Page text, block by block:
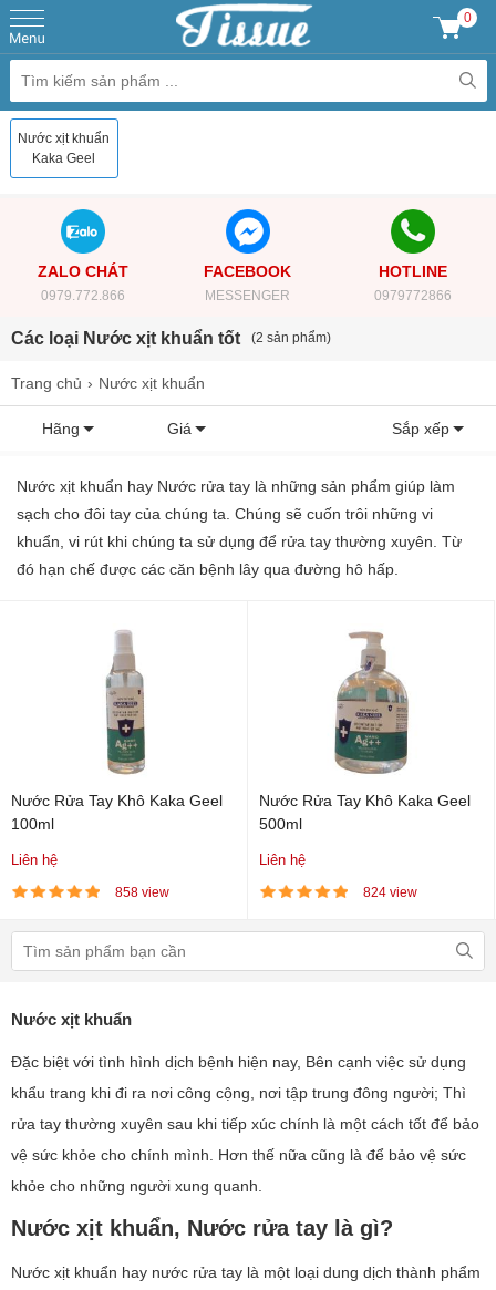
0
Nước xịt khuẩn
Kaka Geel
ZALO CHÁT
0979.772.866
FACEBOOK
MESSENGER
HOTLINE
0979772866
Các loại Nước xịt khuẩn tốt (2 sản phẩm)
Trang chủ Nước xịt khuẩn
Hãng Giá Sắp xếp
Nước xịt khuẩn hay Nước rửa tay là những sản phẩm giúp làm
sạch cho đôi tay của chúng ta. Chúng sẽ cuốn trôi những vi
khuẩn, vi rút khi chúng ta sử dụng để rửa tay thường xuyên. Từ
đó hạn chế được các căn bệnh lây qua đường hô hấp.
Nước Rửa Tay Khô Kaka Geel
100ml
Liên hệ
858 view
Nước Rửa Tay Khô Kaka Geel
500ml
Liên hệ
824 view
Nước xịt khuẩn
Đặc biệt với tình hình dịch bệnh hiện nay, Bên cạnh việc sử dụng
khẩu trang khi đi ra nơi công cộng, nơi tập trung đông người; Thì
rửa tay thường xuyên sau khi tiếp xúc chính là một cách tốt để bảo
vệ sức khỏe cho chính mình. Hơn thế nữa cũng là để bảo vệ sức
khỏe cho những người xung quanh.
Nước xịt khuẩn, Nước rửa tay là gì?
Nước xịt khuẩn hay nước rửa tay là một loại dung dịch thành phẩm